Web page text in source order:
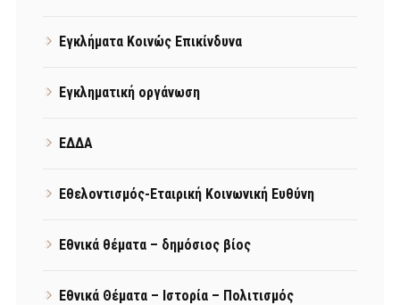
Εγκλήματα Κοινώς Επικίνδυνα
Εγκληματική οργάνωση
ΕΔΔΑ
Εθελοντισμός-Εταιρική Κοινωνική Ευθύνη
Εθνικά θέματα – δημόσιος βίος
Εθνικά Θέματα – Ιστορία – Πολιτισμός